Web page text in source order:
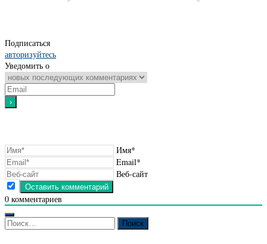
Подписаться
авторизуйтесь
Уведомить о
Имя*
Email*
Веб-сайт
0 комментариев
Найти: